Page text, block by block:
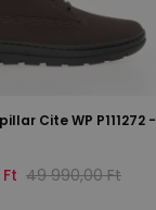
Cite WP P111272 -
49 990,00 Ft